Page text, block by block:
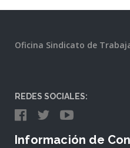
Oficina Sindicato de
REDES SOCIALES:
Información de